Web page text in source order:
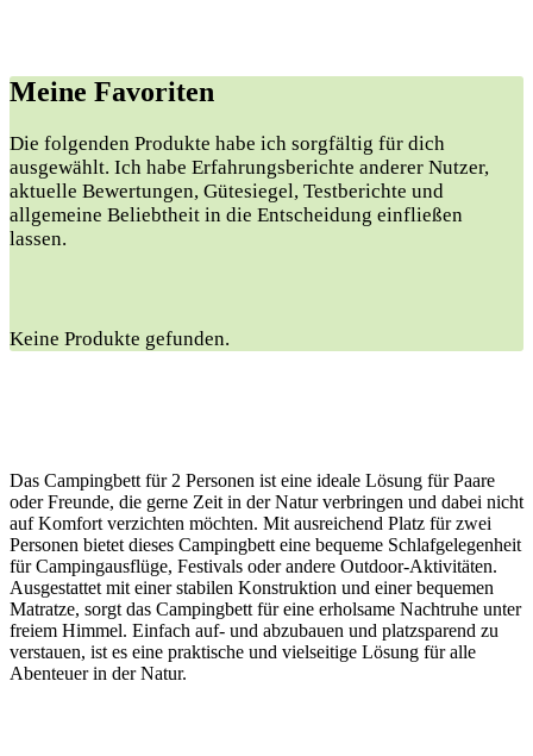
Meine Favoriten
Die folgenden Produkte habe ich sorgfältig für dich
ausgewählt. Ich habe Erfahrungsberichte anderer Nutzer,
aktuelle Bewertungen, Gütesiegel, Testberichte und
allgemeine Beliebtheit in die Entscheidung einfließen
lassen.
Keine Produkte gefunden.
Das Campingbett für 2 Personen ist eine ideale Lösung für Paare
oder Freunde, die gerne Zeit in der Natur verbringen und dabei nicht
auf Komfort verzichten möchten. Mit ausreichend Platz für zwei
Personen bietet dieses Campingbett eine bequeme Schlafgelegenheit
für Campingausflüge, Festivals oder andere Outdoor-Aktivitäten.
Ausgestattet mit einer stabilen Konstruktion und einer bequemen
Matratze, sorgt das Campingbett für eine erholsame Nachtruhe unter
freiem Himmel. Einfach auf- und abzubauen und platzsparend zu
verstauen, ist es eine praktische und vielseitige Lösung für alle
Abenteuer in der Natur.